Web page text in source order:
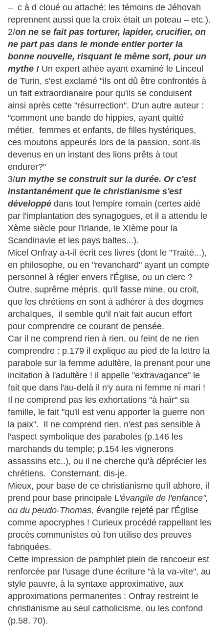
– c à d cloué ou attaché; les témoins de Jéhovah
reprennent aussi que la croix était un poteau – etc.).
2/on ne se fait pas torturer, lapider, crucifier, on
ne part pas dans le monde entier porter la
bonne nouvelle, risquant le même sort, pour un
mythe ! Un expert athée ayant examiné le Linceul
de Turin, s'est exclamé "ils ont dû être confrontés à
un fait extraordianaire pour qu'ils se conduisent
ainsi après cette "résurrection". D'un autre auteur :
"comment une bande de hippies, ayant quitté
métier, femmes et enfants, de filles hystériques,
ces moutons appeurés lors de la passion, sont-ils
devenus en un instant des lions prêts à tout
endurer?"
3/un mythe se construit sur la durée. Or c'est
instantanément que le christianisme s'est
développé dans tout l'empire romain (certes aidé
par l'implantation des synagogues, et il a attendu le
Xème siècle pour l'Irlande, le XIème pour la
Scandinavie et les pays baltes...).
Micel Onfray a-t-il écrit ces livres (dont le "Traité...),
en philosophe, ou en "revanchard" ayant un compte
personnel à régler envers l'Église, ou un clerc ?
Outre, suprême mépris, qu'il fasse mine, ou croit,
que les chrétiens en sont à adhérer à des dogmes
archaïques, il semble qu'il n'ait fait aucun effort
pour comprendre ce courant de pensée.
Car il ne comprend rien à rien, ou feint de ne rien
comprendre : p.179 il explique au pied de la lettre la
parabole sur la femme adultère, la prenant pour une
incitation à l'adultère ! il appelle "extravagance" le
fait que dans l'au-delà il n'y aura ni femme ni mari !
Il ne comprend pas les exhortations "à haïr" sa
famille, le fait "qu'il est venu apporter la guerre non
la paix". Il ne comprend rien, n'est pas sensible à
l'aspect symbolique des paraboles (p.146 les
marchands du temple; p.154 les vignerons
assassins etc..), ou il ne cherche qu'à déprécier les
chrétiens. Consternant, dis-je.
Mieux, pour base de ce christianisme qu'il abhore, il
prend pour base principale L'évangile de l'enfance",
ou du peudo-Thomas, évangile rejeté par l'Église
comme apocryphes ! Curieux procédé rappellant les
procès communistes où l'on utilise des preuves
fabriquées.
Cette impression de pamphlet plein de rancoeur est
renforcée par l'usage d'une écriture "à la va-vite", au
style pauvre, à la syntaxe approximative, aux
approximations permanentes : Onfray restreint le
christianisme au seul catholicisme, ou les confond
(p.58, 70).